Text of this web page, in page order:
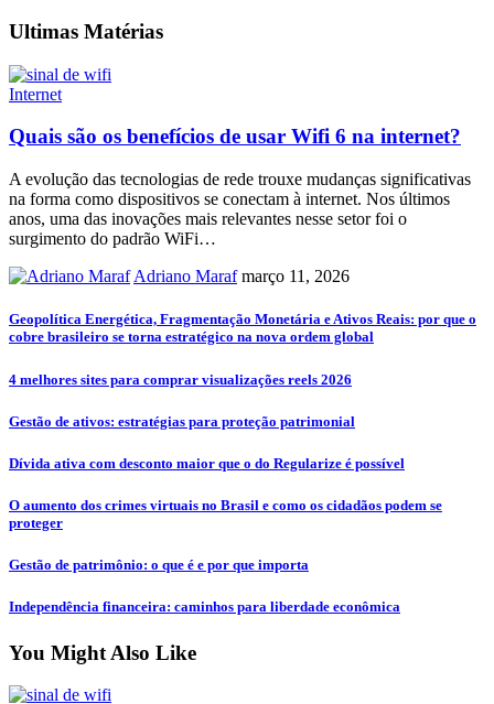
Ultimas Matérias
Internet
Quais são os benefícios de usar Wifi 6 na internet?
A evolução das tecnologias de rede trouxe mudanças significativas
na forma como dispositivos se conectam à internet. Nos últimos
anos, uma das inovações mais relevantes nesse setor foi o
surgimento do padrão WiFi…
Adriano Maraf março 11, 2026
Geopolítica Energética, Fragmentação Monetária e Ativos Reais: por que o
cobre brasileiro se torna estratégico na nova ordem global
4 melhores sites para comprar visualizações reels 2026
Gestão de ativos: estratégias para proteção patrimonial
Dívida ativa com desconto maior que o do Regularize é possível
O aumento dos crimes virtuais no Brasil e como os cidadãos podem se
proteger
Gestão de patrimônio: o que é e por que importa
Independência financeira: caminhos para liberdade econômica
You Might Also Like